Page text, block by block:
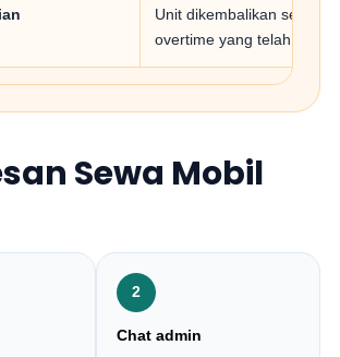
Unit dikembalikan sesuai
overtime yang telah
Sewa Mobil
2
Chat admin